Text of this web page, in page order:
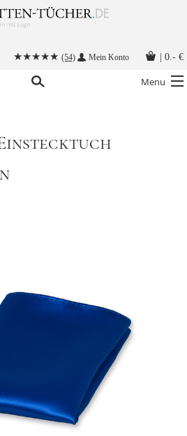
(54) Mein Konto 0.- €
Menu